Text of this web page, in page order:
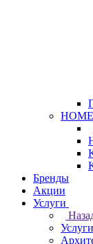
Бренды
Акции
Услуги
Услуги